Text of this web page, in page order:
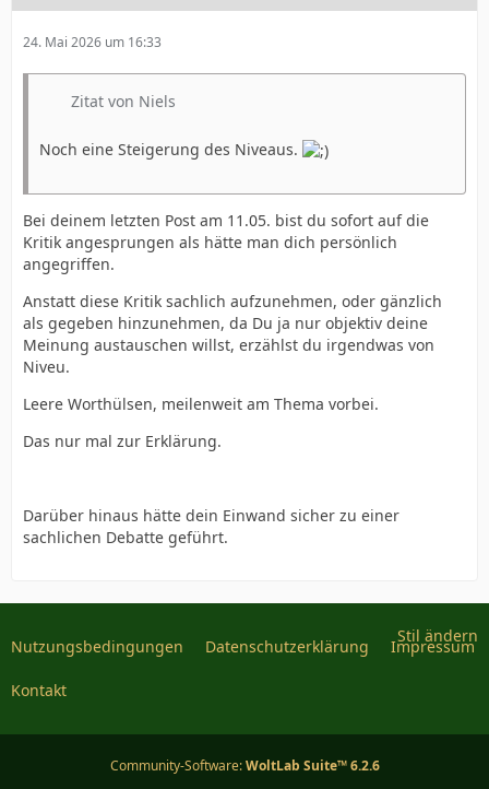
24. Mai 2026 um 16:33
Zitat von Niels
Noch eine Steigerung des Niveaus.
Bei deinem letzten Post am 11.05. bist du sofort auf die
Kritik angesprungen als hätte man dich persönlich
angegriffen.
Anstatt diese Kritik sachlich aufzunehmen, oder gänzlich
als gegeben hinzunehmen, da Du ja nur objektiv deine
Meinung austauschen willst, erzählst du irgendwas von
Niveu.
Leere Worthülsen, meilenweit am Thema vorbei.
Das nur mal zur Erklärung.
Darüber hinaus hätte dein Einwand sicher zu einer
sachlichen Debatte geführt.
Stil ändern
Nutzungsbedingungen Datenschutzerklärung Impressum
Kontakt
Community-Software:WoltLab Suite™ 6.2.6